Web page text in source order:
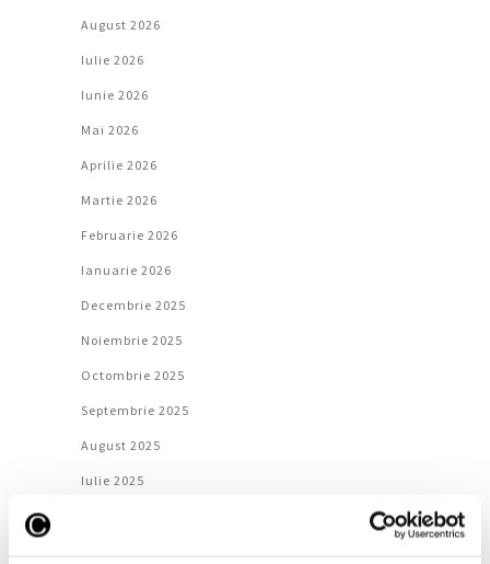
August 2026
Iulie 2026
Iunie 2026
Mai 2026
Aprilie 2026
Martie 2026
Februarie 2026
Ianuarie 2026
Decembrie 2025
Noiembrie 2025
Octombrie 2025
Septembrie 2025
August 2025
Iulie 2025